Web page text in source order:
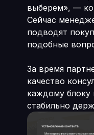
выберем», —
Сейчас
подводят
подобные
За время
качество
каждому
стабильно